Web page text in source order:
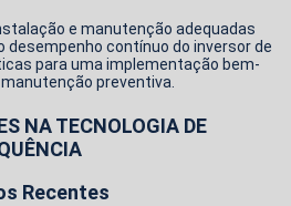
e manutenção adequadas
desempenho contínuo do inversor de
para uma implementação bem-
preventiva.
NA TECNOLOGIA DE
Recentes